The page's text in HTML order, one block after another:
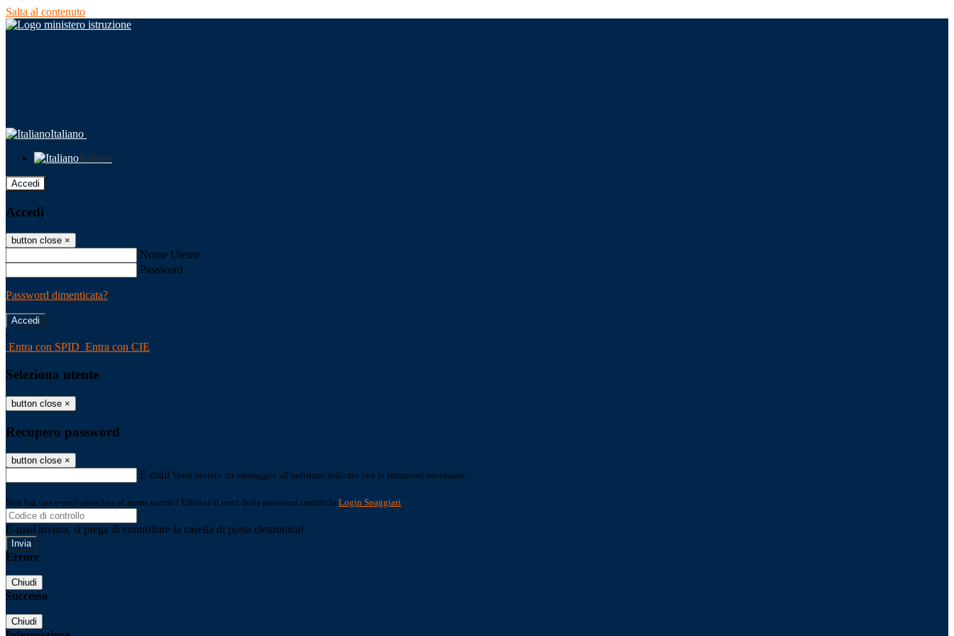
Salta al contenuto
Italiano
Italiano
Accedi
Accedi
button close ×
Nome Utente
Password
Password dimenticata?
-
Entra con SPID Entra con CIE
Seleziona utente
button close ×
Recupero password
button close ×
E-mail Verrà inviato un messaggio all'indirizzo indicato con le istruzioni necessarie.
Non hai una e-mail associata al nome utente? Effettua il reset della password tramite la Login Spaggiari
E-mail inviata, si prega di controllare la casella di posta elettronica!
Errore
Chiudi
Successo
Chiudi